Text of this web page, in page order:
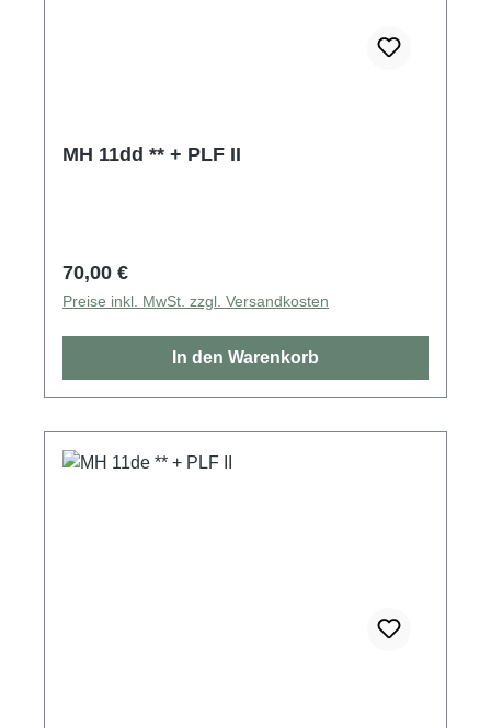
MH 11dd ** + PLF II
Regulärer Preis:
70,00 €
Preise inkl. MwSt. zzgl. Versandkosten
In den Warenkorb